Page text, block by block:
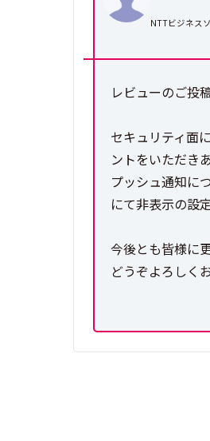
NTTビジネス
レビューのご投
セキュリティ面
ントをいただき
プッシュ通知に
にて非表示の設
今後とも皆様に
どうぞよろしく